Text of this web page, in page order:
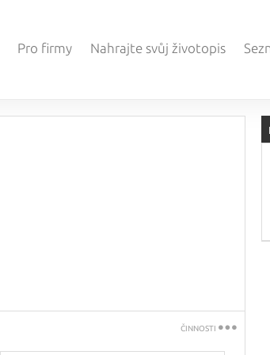
Pro firmy Nahrajte svůj životopis
ČINNOSTI